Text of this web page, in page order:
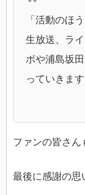
「活動のほ
生放送、ラ
ボや浦島坂
っていきます
ファンの皆さん
最後に感謝の思